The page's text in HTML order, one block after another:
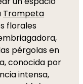
Trompeta
florales
pérgolas en
conocida por
intensa,